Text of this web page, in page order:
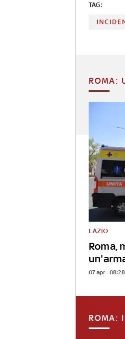
TAG:
ROMA:
Roma,
LAZIO
07 apr - 08:28
ROMA: